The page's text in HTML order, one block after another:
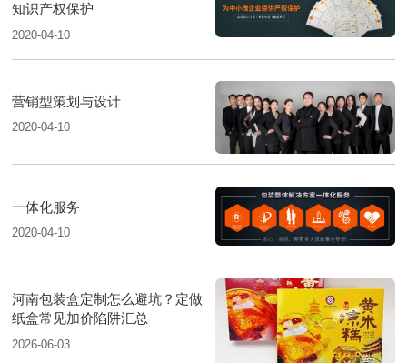
知识产权保护
2020-04-10
营销型策划与设计
2020-04-10
一体化服务
2020-04-10
河南包装盒定制怎么避坑？定做
纸盒常见加价陷阱汇总
2026-06-03